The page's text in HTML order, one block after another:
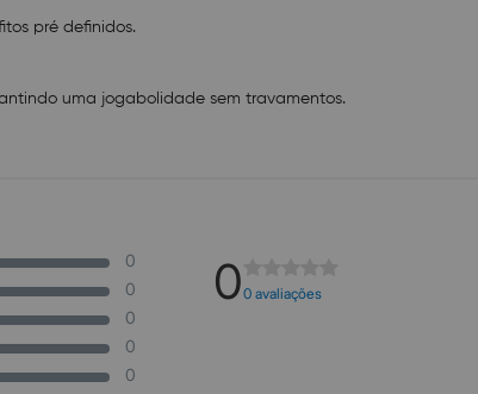
pré definidos.
uma jogabolidade sem travamentos.
0
0
0
0
0
00 avaliações